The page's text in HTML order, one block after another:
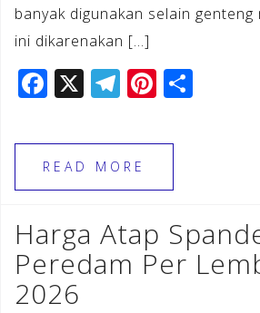
banyak digunakan selain
ini dikarenakan […]
F
c
e
b
o
o
k
X T
e
gr
a
m
Pi
te
e
st
READ MORE
Harga Atap
Peredam Per
2026